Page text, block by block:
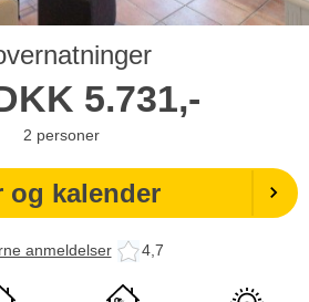
5.731,-
2 personer
og kalender
anmeldelser 4,7